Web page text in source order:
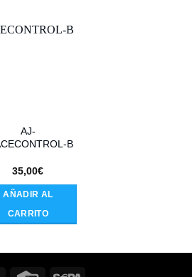
AJ-
B
35,00€
AÑADIR AL
CARRITO